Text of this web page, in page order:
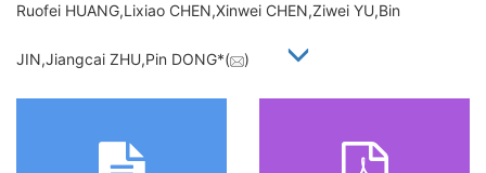
Ruofei HUANG,Lixiao CHEN,Xinwei CHEN,Ziwei YU,Bin
JIN,Jiangcai ZHU,Pin DONG*( )